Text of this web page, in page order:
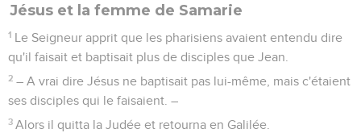
Jésus et la femme de Samarie
1 Le Seigneur apprit que les pharisiens avaient entendu dire
qu'il faisait et baptisait plus de disciples que Jean.
2 – A vrai dire Jésus ne baptisait pas lui-même, mais c'étaient
ses disciples qui le faisaient. –
3 Alors il quitta la Judée et retourna en Galilée.